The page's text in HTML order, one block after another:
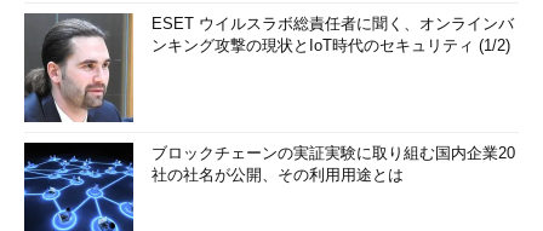
ESET ウイルスラボ総責任者に聞く、オンラインバ
ンキング攻撃の現状とIoT時代のセキュリティ (1/2)
ブロックチェーンの実証実験に取り組む国内企業20
社の社名が公開、その利用用途とは